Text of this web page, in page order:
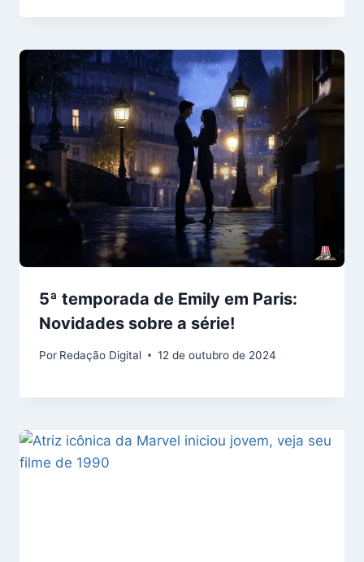
5ª temporada de Emily em Paris:
Novidades sobre a série!
Por Redação Digital 12 de outubro de 2024